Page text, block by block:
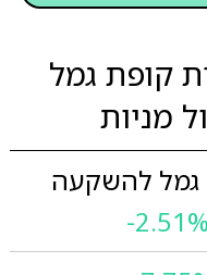
קופת גמל
מניות
גמל להשקעה
-2.51%